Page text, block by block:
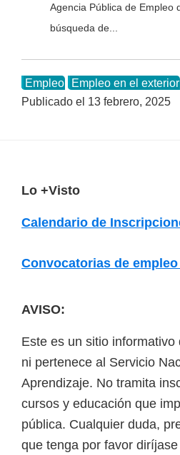
Agencia Pública de Empleo
búsqueda de...
Empleo
Empleo en el exterior
Publicado el 13 febrero, 2025
Lo +Visto
Calendario de
Convocatorias de
AVISO:
Este es un sitio
ni pertenece al Servicio
Aprendizaje. No tramita
cursos y educación que
pública. Cualquier duda,
que tenga por favor